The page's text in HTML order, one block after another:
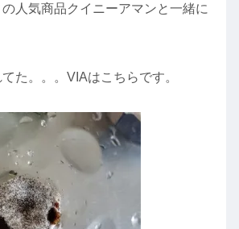
人気商品クイニーアマンと一緒に
た。。。VIAはこちらです。